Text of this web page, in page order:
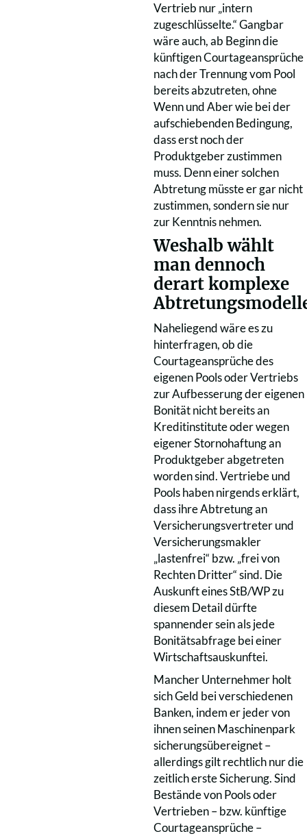
Vertrieb nur „intern
zugeschlüsselte.“ Gangbar
wäre auch, ab Beginn die
künftigen Courtageansprüche
nach der Trennung vom Pool
bereits abzutreten, ohne
Wenn und Aber wie bei der
aufschiebenden Bedingung,
dass erst noch der
Produktgeber zustimmen
muss. Denn einer solchen
Abtretung müsste er gar nicht
zustimmen, sondern sie nur
zur Kenntnis nehmen.
Weshalb wählt
man dennoch
derart komplexe
Naheliegend wäre es zu
hinterfragen, ob die
Courtageansprüche des
eigenen Pools oder Vertriebs
zur Aufbesserung der eigenen
Bonität nicht bereits an
Kreditinstitute oder wegen
eigener Stornohaftung an
Produktgeber abgetreten
worden sind. Vertriebe und
Pools haben nirgends erklärt,
dass ihre Abtretung an
Versicherungsvertreter und
Versicherungsmakler
„lastenfrei“ bzw. „frei von
Rechten Dritter“ sind. Die
Auskunft eines StB/WP zu
diesem Detail dürfte
spannender sein als jede
Bonitätsabfrage bei einer
Wirtschaftsauskunftei.
Mancher Unternehmer holt
sich Geld bei verschiedenen
Banken, indem er jeder von
ihnen seinen Maschinenpark
sicherungsübereignet –
allerdings gilt rechtlich nur die
zeitlich erste Sicherung. Sind
Bestände von Pools oder
Vertrieben – bzw. künftige
Courtageansprüche –